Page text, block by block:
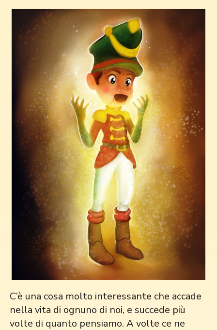
C’è una cosa molto interessante che accade
nella vita di ognuno di noi, e succede più
volte di quanto pensiamo. A volte ce ne